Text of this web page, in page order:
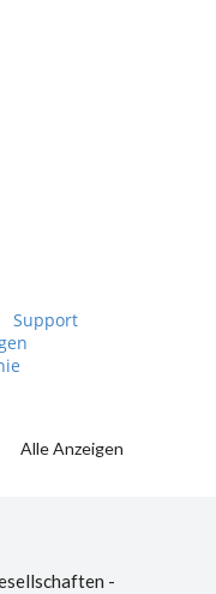
Support
Alle Anzeigen
-